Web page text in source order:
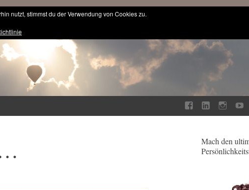
Mach den
nutzt, stimmst du der Verwendung von Cookies zu.